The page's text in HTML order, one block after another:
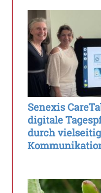
Senexis
digitale
durch